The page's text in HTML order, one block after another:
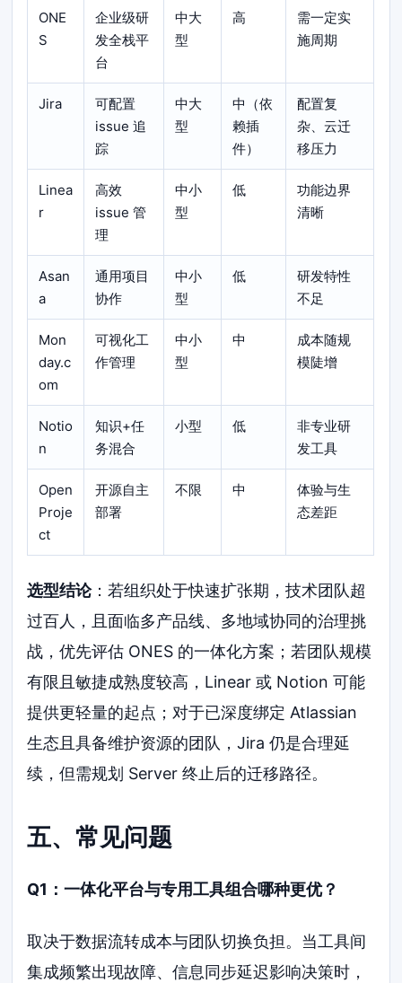
ONE
S
企业级研
发全栈平
台
中大
型
高
需一定实
施周期
Jira
可配置
issue 追
踪
中大
型
中（依
赖插
件）
配置复
杂、云迁
移压力
Linea
r
高效
issue 管
理
中小
型
低
功能边界
清晰
Asan
a
通用项目
协作
中小
型
低
研发特性
不足
Mon
day.c
om
可视化工
作管理
中小
型
中
成本随规
模陡增
Notio
n
知识+任
务混合
小型 低
非专业研
发工具
Open
Proje
ct
开源自主
部署
不限 中
体验与生
态差距
选型结论：若组织处于快速扩张期，技术团队超
过百人，且面临多产品线、多地域协同的治理挑
战，优先评估 ONES 的一体化方案；若团队规模
有限且敏捷成熟度较高，Linear 或 Notion 可能
提供更轻量的起点；对于已深度绑定 Atlassian
生态且具备维护资源的团队，Jira 仍是合理延
续，但需规划 Server 终止后的迁移路径。
五、常见问题
Q1：一体化平台与专用工具组合哪种更优？
取决于数据流转成本与团队切换负担。当工具间
集成频繁出现故障、信息同步延迟影响决策时，